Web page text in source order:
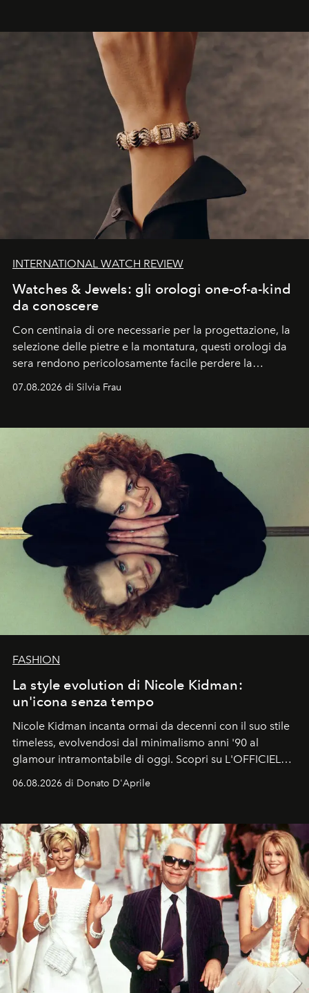
INTERNATIONAL WATCH REVIEW
Watches & Jewels: gli orologi one-of-a-kind
da conoscere
Con centinaia di ore necessarie per la progettazione, la
selezione delle pietre e la montatura, questi orologi da
sera rendono pericolosamente facile perdere la
07.08.2026 di Silvia Frau
FASHION
La style evolution di Nicole Kidman:
un'icona senza tempo
Nicole Kidman incanta ormai da decenni con il suo stile
timeless, evolvendosi dal minimalismo anni '90 al
glamour intramontabile di oggi. Scopri su L'OFFICIEL
06.08.2026 di Donato D'Aprile